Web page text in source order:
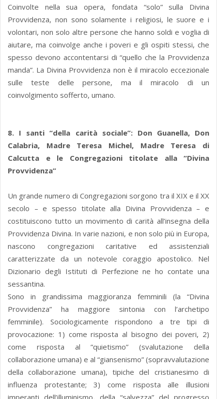
Coinvolte nella sua opera, fondata “solo” sulla Divina
Provvidenza, non sono solamente i religiosi, le suore e i
volontari, non solo altre persone che hanno soldi e voglia di
aiutare, ma coinvolge anche i poveri e gli ospiti stessi, che
spesso devono accontentarsi di “quello che la Provvidenza
manda”. La Divina Provvidenza non è il miracolo eccezionale
sulle teste delle persone, ma il miracolo di un
coinvolgimento sofferto, umano.
8. I santi “della carità sociale”: Don Guanella, Don
Calabria, Madre Teresa Michel, Madre Teresa di
Calcutta e le Congregazioni titolate alla “Divina
Provvidenza”
Un grande numero di Congregazioni sorgono tra il XIX e il XX
secolo – e spesso titolate alla Divina Provvidenza – e
costituiscono tutto un movimento di carità all’insegna della
Provvidenza Divina. In varie nazioni, e non solo più in Europa,
nascono congregazioni caritative ed assistenziali
caratterizzate da un notevole coraggio apostolico. Nel
Dizionario degli Istituti di Perfezione ne ho contate una
sessantina.
Sono in grandissima maggioranza femminili (la “Divina
Provvidenza” ha maggiore sintonia con l’archetipo
femminile). Sociologicamente rispondono a tre tipi di
provocazione: 1) come risposta al bisogno dei poveri, 2)
come risposta al ”quietismo” (svalutazione della
collaborazione umana) e al “giansenismo” (sopravvalutazione
della collaborazione umana), tipiche del cristianesimo di
influenza protestante; 3) come risposta alle illusioni